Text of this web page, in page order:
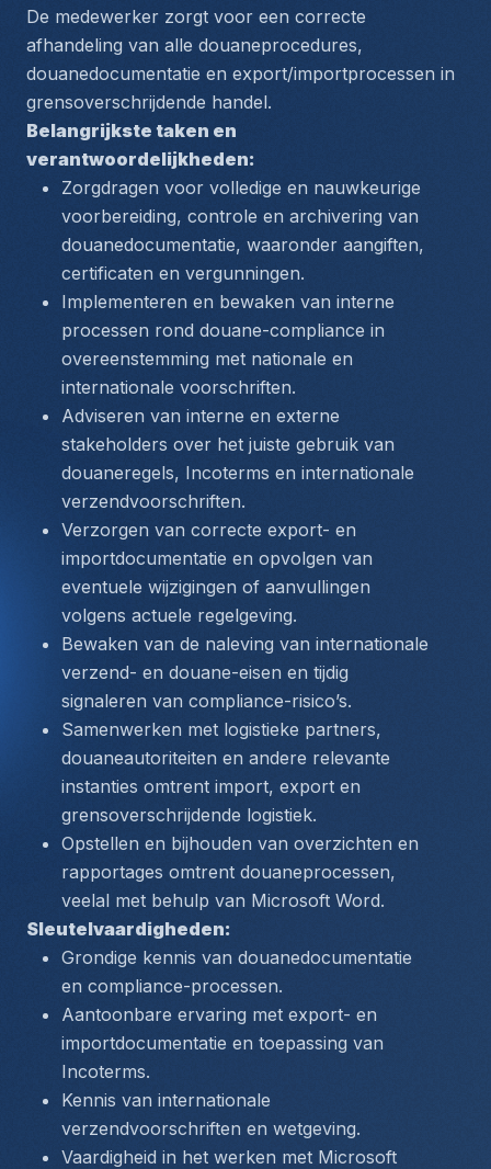
De medewerker zorgt voor een correcte
afhandeling van alle douaneprocedures,
douanedocumentatie en export/importprocessen in
grensoverschrijdende handel.
Belangrijkste taken en
verantwoordelijkheden:
Zorgdragen voor volledige en nauwkeurige
voorbereiding, controle en archivering van
douanedocumentatie, waaronder aangiften,
certificaten en vergunningen.
Implementeren en bewaken van interne
processen rond douane-compliance in
overeenstemming met nationale en
internationale voorschriften.
Adviseren van interne en externe
stakeholders over het juiste gebruik van
douaneregels, Incoterms en internationale
verzendvoorschriften.
Verzorgen van correcte export- en
importdocumentatie en opvolgen van
eventuele wijzigingen of aanvullingen
volgens actuele regelgeving.
Bewaken van de naleving van internationale
verzend- en douane-eisen en tijdig
signaleren van compliance-risico’s.
Samenwerken met logistieke partners,
douaneautoriteiten en andere relevante
instanties omtrent import, export en
grensoverschrijdende logistiek.
Opstellen en bijhouden van overzichten en
rapportages omtrent douaneprocessen,
veelal met behulp van Microsoft Word.
Sleutelvaardigheden:
Grondige kennis van douanedocumentatie
en compliance-processen.
Aantoonbare ervaring met export- en
importdocumentatie en toepassing van
Incoterms.
Kennis van internationale
verzendvoorschriften en wetgeving.
Vaardigheid in het werken met Microsoft